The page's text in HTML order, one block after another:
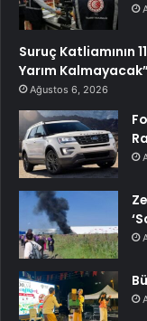
Suruç Katliamının
Yarım
Ağustos 6, 2026